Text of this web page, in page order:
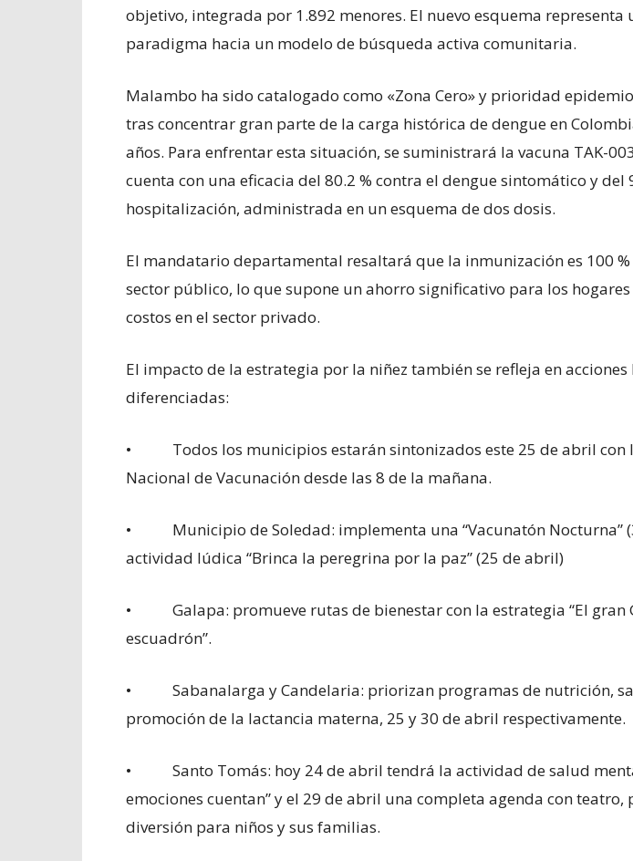
objetivo, integrada por 1.892 menores. El nuevo esquema representa
paradigma hacia un modelo de búsqueda activa comunitaria.
Malambo ha sido catalogado como «Zona Cero» y prioridad
tras concentrar gran parte de la carga histórica de dengue en
años. Para enfrentar esta situación, se suministrará la vacuna TAK-
cuenta con una eficacia del 80.2 % contra el dengue sintomático y del
hospitalización, administrada en un esquema de dos dosis.
El mandatario departamental resaltará que la inmunización es 100
sector público, lo que supone un ahorro significativo para los
costos en el sector privado.
El impacto de la estrategia por la niñez también se refleja en acciones
diferenciadas:
• Todos los municipios estarán sintonizados este 25 de abril con
Nacional de Vacunación desde las 8 de la mañana.
• Municipio de Soledad: implementa una “Vacunatón Nocturna”
actividad lúdica “Brinca la peregrina por la paz” (25 de abril)
• Galapa: promueve rutas de bienestar con la estrategia “El gran
escuadrón”.
• Sabanalarga y Candelaria: priorizan programas de nutrición,
promoción de la lactancia materna, 25 y 30 de abril respectivamente.
• Santo Tomás: hoy 24 de abril tendrá la actividad de salud
emociones cuentan” y el 29 de abril una completa agenda con teatro,
diversión para niños y sus familias.